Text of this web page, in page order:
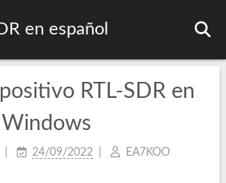
en español
RTL-SDR en
Windows
24/09/2022 EA7KOO